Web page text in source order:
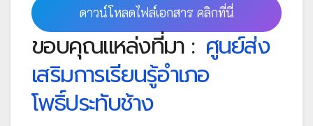
ดาวน์โหลดไฟล์เอกสาร คลิกที่นี่
ขอบคุณแหล่งที่มา : ศูนย์ส่ง
เสริมการเรียนรู้อำเภอ
โพธิ์ประทับช้าง